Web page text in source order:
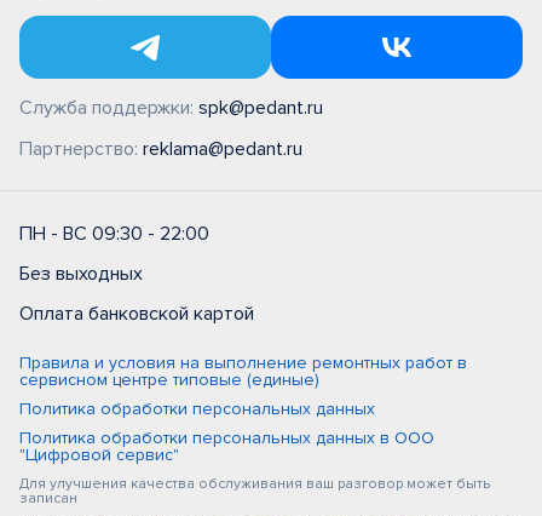
Служба поддержки: spk@pedant.ru
Партнерство: reklama@pedant.ru
ПН - ВС 09:30 - 22:00
Без выходных
Оплата банковской картой
Правила и условия на выполнение ремонтных работ в
сервисном центре типовые (единые)
Политика обработки персональных данных
Политика обработки персональных данных в ООО
"Цифровой сервис"
Для улучшения качества обслуживания ваш разговор может быть
записан